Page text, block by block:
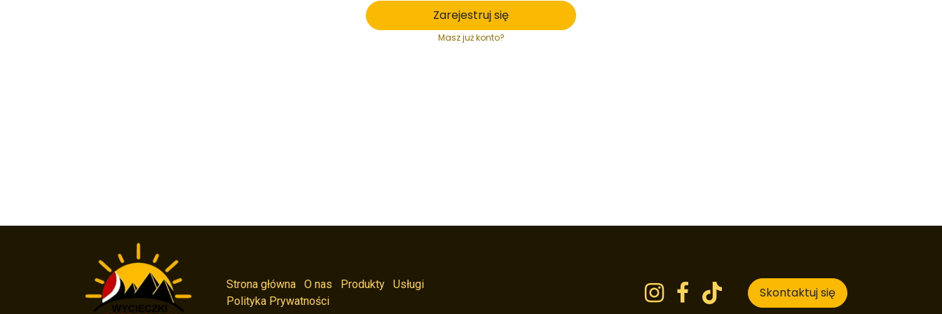
Zarejestruj się
Masz już konto?
Strona główna O nas Produkty
Usługi
Polityka Prywatności
Skontaktuj się